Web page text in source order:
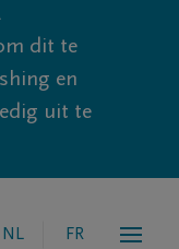
dit te
en
uit te
NL FR